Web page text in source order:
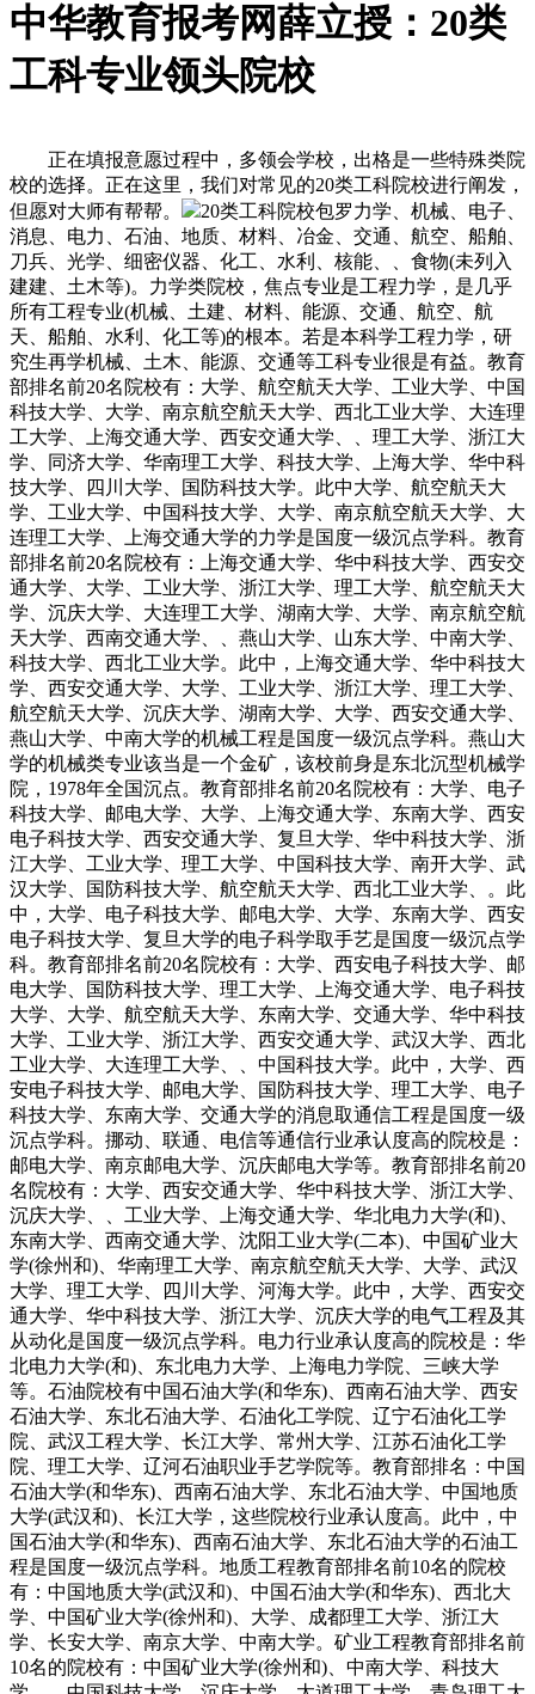
中华教育报考网薛立授：20类
工科专业领头院校
正在填报意愿过程中，多领会学校，出格是一些特殊类院
校的选择。正在这里，我们对常见的20类工科院校进行阐发，
但愿对大师有帮帮。
20类工科院校包罗力学、机械、电子、
消息、电力、石油、地质、材料、冶金、交通、航空、船舶、
刀兵、光学、细密仪器、化工、水利、核能、、食物(未列入
建建、土木等)。力学类院校，焦点专业是工程力学，是几乎
所有工程专业(机械、土建、材料、能源、交通、航空、航
天、船舶、水利、化工等)的根本。若是本科学工程力学，研
究生再学机械、土木、能源、交通等工科专业很是有益。教育
部排名前20名院校有：大学、航空航天大学、工业大学、中国
科技大学、大学、南京航空航天大学、西北工业大学、大连理
工大学、上海交通大学、西安交通大学、、理工大学、浙江大
学、同济大学、华南理工大学、科技大学、上海大学、华中科
技大学、四川大学、国防科技大学。此中大学、航空航天大
学、工业大学、中国科技大学、大学、南京航空航天大学、大
连理工大学、上海交通大学的力学是国度一级沉点学科。教育
部排名前20名院校有：上海交通大学、华中科技大学、西安交
通大学、大学、工业大学、浙江大学、理工大学、航空航天大
学、沉庆大学、大连理工大学、湖南大学、大学、南京航空航
天大学、西南交通大学、、燕山大学、山东大学、中南大学、
科技大学、西北工业大学。此中，上海交通大学、华中科技大
学、西安交通大学、大学、工业大学、浙江大学、理工大学、
航空航天大学、沉庆大学、湖南大学、大学、西安交通大学、
燕山大学、中南大学的机械工程是国度一级沉点学科。燕山大
学的机械类专业该当是一个金矿，该校前身是东北沉型机械学
院，1978年全国沉点。教育部排名前20名院校有：大学、电子
科技大学、邮电大学、大学、上海交通大学、东南大学、西安
电子科技大学、西安交通大学、复旦大学、华中科技大学、浙
江大学、工业大学、理工大学、中国科技大学、南开大学、武
汉大学、国防科技大学、航空航天大学、西北工业大学、。此
中，大学、电子科技大学、邮电大学、大学、东南大学、西安
电子科技大学、复旦大学的电子科学取手艺是国度一级沉点学
科。教育部排名前20名院校有：大学、西安电子科技大学、邮
电大学、国防科技大学、理工大学、上海交通大学、电子科技
大学、大学、航空航天大学、东南大学、交通大学、华中科技
大学、工业大学、浙江大学、西安交通大学、武汉大学、西北
工业大学、大连理工大学、、中国科技大学。此中，大学、西
安电子科技大学、邮电大学、国防科技大学、理工大学、电子
科技大学、东南大学、交通大学的消息取通信工程是国度一级
沉点学科。挪动、联通、电信等通信行业承认度高的院校是：
邮电大学、南京邮电大学、沉庆邮电大学等。教育部排名前20
名院校有：大学、西安交通大学、华中科技大学、浙江大学、
沉庆大学、、工业大学、上海交通大学、华北电力大学(和)、
东南大学、西南交通大学、沈阳工业大学(二本)、中国矿业大
学(徐州和)、华南理工大学、南京航空航天大学、大学、武汉
大学、理工大学、四川大学、河海大学。此中，大学、西安交
通大学、华中科技大学、浙江大学、沉庆大学的电气工程及其
从动化是国度一级沉点学科。电力行业承认度高的院校是：华
北电力大学(和)、东北电力大学、上海电力学院、三峡大学
等。石油院校有中国石油大学(和华东)、西南石油大学、西安
石油大学、东北石油大学、石油化工学院、辽宁石油化工学
院、武汉工程大学、长江大学、常州大学、江苏石油化工学
院、理工大学、辽河石油职业手艺学院等。教育部排名：中国
石油大学(和华东)、西南石油大学、东北石油大学、中国地质
大学(武汉和)、长江大学，这些院校行业承认度高。此中，中
国石油大学(和华东)、西南石油大学、东北石油大学的石油工
程是国度一级沉点学科。地质工程教育部排名前10名的院校
有：中国地质大学(武汉和)、中国石油大学(和华东)、西北大
学、中国矿业大学(徐州和)、大学、成都理工大学、浙江大
学、长安大学、南京大学、中南大学。矿业工程教育部排名前
10名的院校有：中国矿业大学(徐州和)、中南大学、科技大